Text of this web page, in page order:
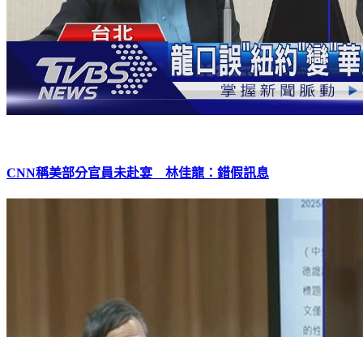
CNN稱美部分官員未赴宴 林佳龍：錯假訊息